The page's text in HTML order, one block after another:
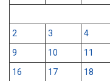
2
3 4
9
10 11
16
17 18